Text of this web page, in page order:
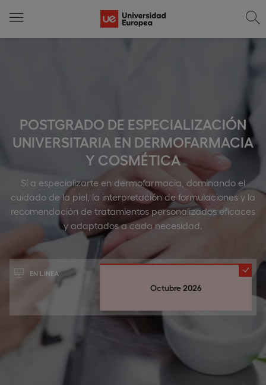
POSTGRADO DE ESPECIALIZACIÓN
UNIVERSITARIA EN DERMOFARMACIA
Y COSMÉTICA
Sí a especializarte en dermofarmacia, dominando el
cuidado de la piel, la interpretación de formulaciones y la
recomendación de tratamientos personalizados eficaces
y adaptados a cada necesidad.
EN LÍNEA
Octubre 2026